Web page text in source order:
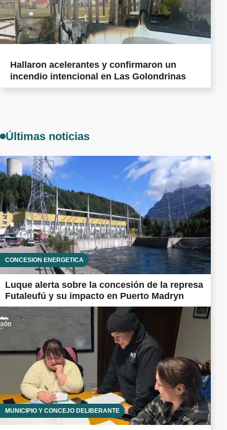
Hallaron acelerantes y confirmaron un
incendio intencional en Las Golondrinas
Últimas noticias
CONCESIÓN ENERGÉTICA
Luque alerta sobre la concesión de la represa
Futaleufú y su impacto en Puerto Madryn
MUNICIPIO Y CONCEJO DELIBERANTE